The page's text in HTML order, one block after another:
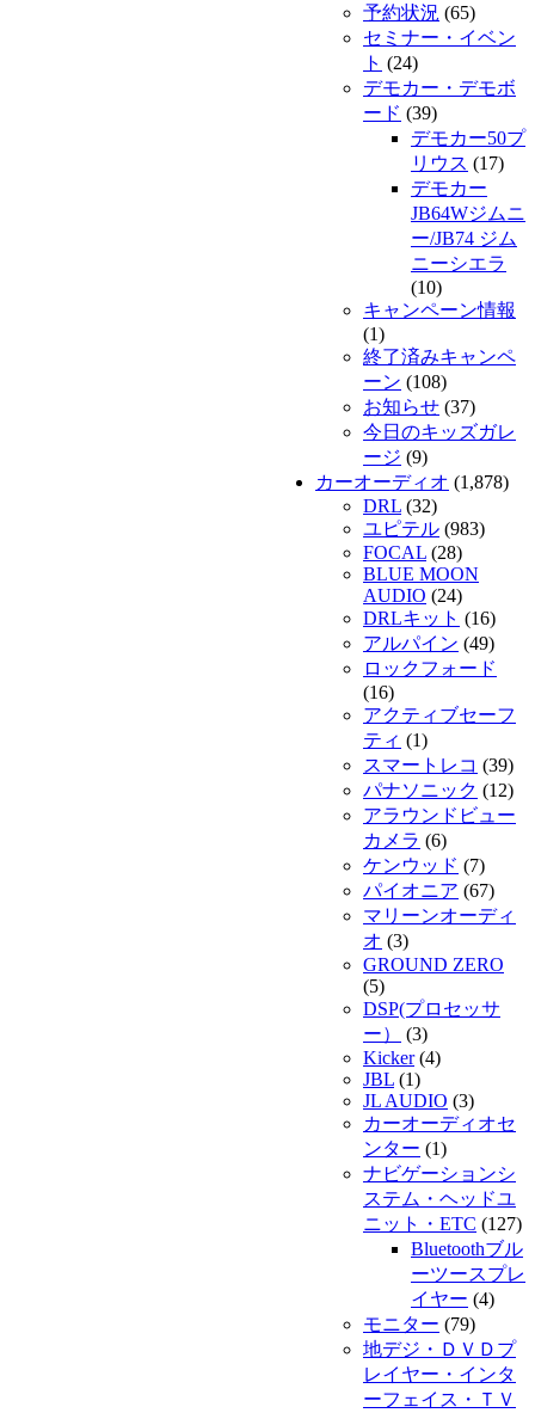
予約状況 (65)
セミナー・イベン
ト (24)
デモカー・デモボ
ード (39)
デモカー50プ
リウス (17)
デモカー
JB64Wジムニ
ー/JB74 ジム
ニーシエラ
(10)
キャンペーン情報
(1)
終了済みキャンペ
ーン (108)
お知らせ (37)
今日のキッズガレ
ージ (9)
カーオーディオ (1,878)
DRL (32)
ユピテル (983)
FOCAL (28)
BLUE MOON
AUDIO (24)
DRLキット (16)
アルパイン (49)
ロックフォード
(16)
アクティブセーフ
ティ (1)
スマートレコ (39)
パナソニック (12)
アラウンドビュー
カメラ (6)
ケンウッド (7)
パイオニア (67)
マリーンオーディ
オ (3)
GROUND ZERO
(5)
DSP(プロセッサ
ー）
(3)
Kicker(4)
JBL (1)
JL AUDIO (3)
カーオーディオセ
ンター (1)
ナビゲーションシ
ステム・ヘッドユ
ニット・ETC (127)
Bluetoothブル
ーツースプレ
イヤー (4)
モニター (79)
地デジ・ＤＶＤプ
レイヤー・インタ
ーフェイス・ＴＶ